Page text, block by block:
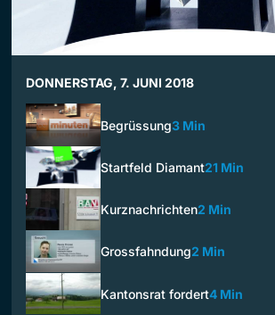
DONNERSTAG, 7. JUNI 2018
Begrüssung3 Min
Startfeld Diamant21 Min
Kurznachrichten2 Min
Grossfahndung2 Min
Kantonsrat fordert4 Min